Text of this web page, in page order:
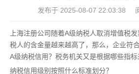
发布于 2025-08-07 22:03:38
上海注册公司随着A级纳税人取消增值税
税人的含金量越来越高了，那么，企业符
A级纳税信用？税务机关又是根据哪些指标
纳税信用级别按照什么标准划分？